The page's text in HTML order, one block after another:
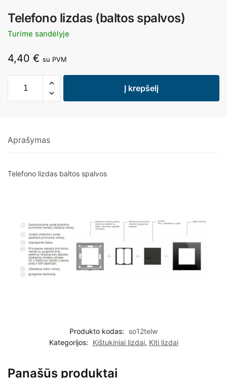
Telefono lizdas (baltos spalvos)
Turime sandėlyje
4,40 € su PVM
Į krepšelį
Aprašymas
Telefono lizdas baltos spalvos
Produkto kodas:
so12telw
Kategorijos:
Kištukiniai lizdai, Kiti lizdai
Panašūs produktai